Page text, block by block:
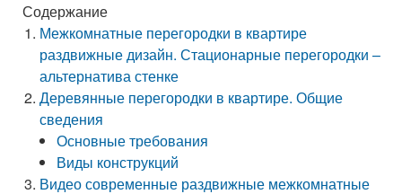
Содержание
Межкомнатные перегородки в квартире
раздвижные дизайн. Стационарные перегородки –
альтернатива стенке
Деревянные перегородки в квартире. Общие
сведения
Основные требования
Виды конструкций
Видео современные раздвижные межкомнатные